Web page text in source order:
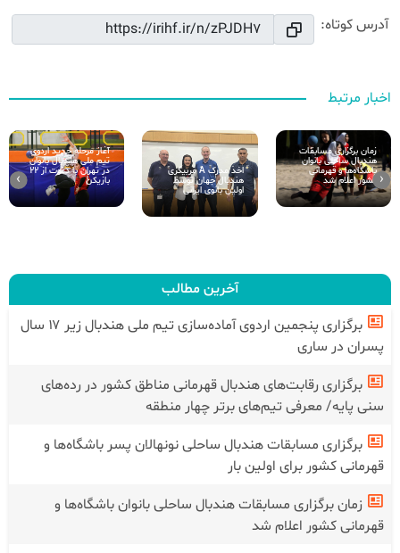
آدرس کوتاه:
اخبار مرتبط
زمان برگزاری مسابقات
هندبال ساحلی بانوان
باشگاه‌ها و قهرمانی
کشور اعلام شد
اخذ مدرک A مربیگری
هندبال جهان توسط
اولین بانوی ایرانی
آغاز مرحله جدید اردوی
تیم ملی هندبال بانوان
در تهران با دعوت از ۲۲
بازیکن
‹
›
آخرین مطالب
برگزاری پنجمین اردوی آماده‌سازی تیم ملی هندبال زیر ۱۷ سال
پسران در ساری
برگزاری رقابت‌های هندبال قهرمانی مناطق کشور در رده‌های
سنی پایه/ معرفی تیم‌های برتر چهار منطقه
برگزاری مسابقات هندبال ساحلی نونهالان پسر باشگاه‌ها و
قهرمانی کشور برای اولین بار
زمان برگزاری مسابقات هندبال ساحلی بانوان باشگاه‌ها و
قهرمانی کشور اعلام شد